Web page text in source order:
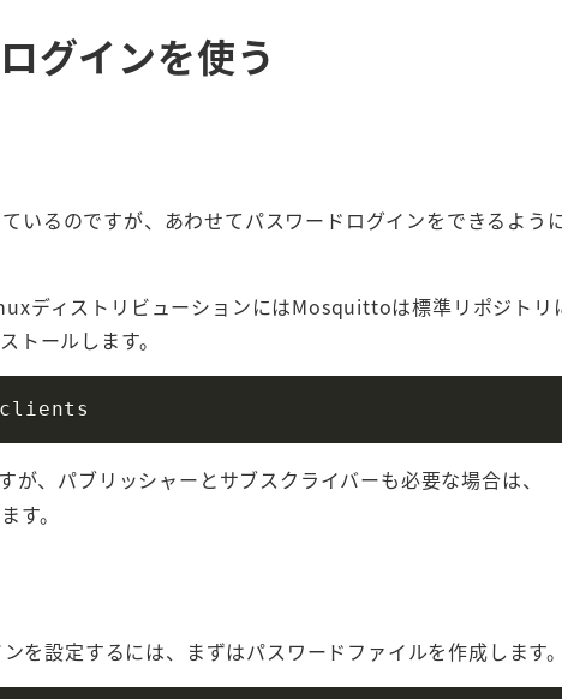
グインを使う
るのですが、あわせてパスワードログインをできるよう
ディストリビューションにはMosquittoは標準リポジトリ
ールします。
が、パブリッシャーとサブスクライバーも必要な場合は、
す。
設定するには、まずはパスワードファイルを作成します。